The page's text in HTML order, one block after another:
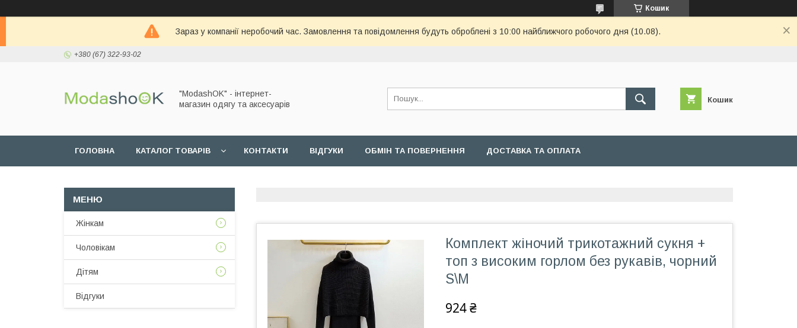
Кошик
Зараз у компанії неробочий час. Замовлення та повідомлення будуть оброблені з 10:00 найближчого робочого дня (10.08).
+380 (67) 322-93-02
"ModashOK" - інтернет-
магазин одягу та аксесуарів
Кошик
ГОЛОВНА КАТАЛОГ ТОВАРІВ КОНТАКТИ ВІДГУКИ ОБМІН ТА ПОВЕРНЕННЯ ДОСТАВКА ТА ОПЛАТА
Комплект жіночий трикотажний сукня +
топ з високим горлом без рукавів, чорний
S\M
924 ₴
Жінкам
Чоловікам
Дітям
Відгуки